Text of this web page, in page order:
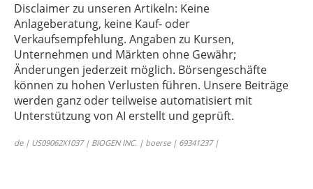
Disclaimer zu unseren Artikeln: Keine
Anlageberatung, keine Kauf- oder
Verkaufsempfehlung. Angaben zu Kursen,
Unternehmen und Märkten ohne Gewähr;
Änderungen jederzeit möglich. Börsengeschäfte
können zu hohen Verlusten führen. Unsere Beiträge
werden ganz oder teilweise automatisiert mit
Unterstützung von AI erstellt und geprüft.
de | US09062X1037 | BIOGEN INC. | boerse | 69341237 |